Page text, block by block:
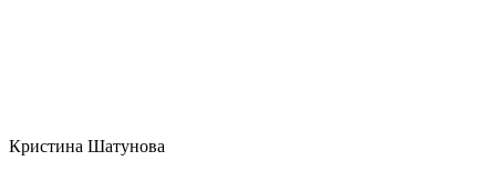
Кристина Шатунова